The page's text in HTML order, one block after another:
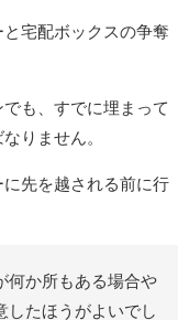
宅配ボックスの争奪
も、すでに埋まって
りません。
先を越される前に行
何か所もある場合や
たほうがよいでし